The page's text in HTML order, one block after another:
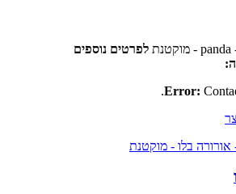
לפרטים נוספים
Error: